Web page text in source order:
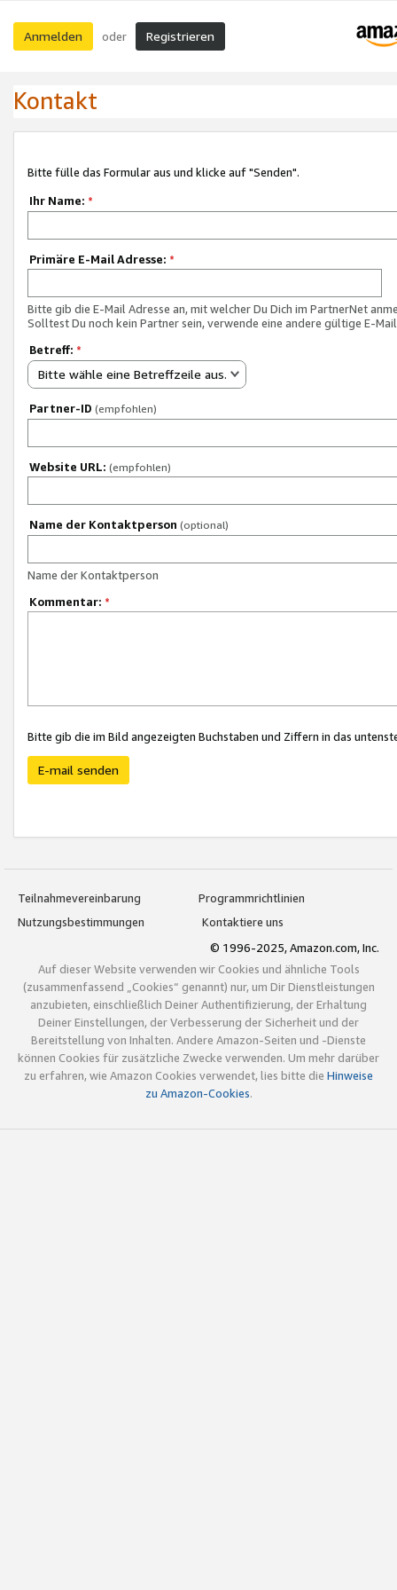
Anmelden oder Registrieren
Kontakt
Bitte fülle das Formular aus und klicke auf "Senden".
Ihr Name: *
Primäre E-Mail Adresse: *
Bitte gib die E-Mail Adresse an, mit welcher Du Dich im PartnerNet
Solltest Du noch kein Partner sein, verwende eine andere gültige E-
Betreff: *
Bitte wähle eine Betreffzeile aus.
Partner-ID (empfohlen)
Website URL: (empfohlen)
Name der Kontaktperson (optional)
Name der Kontaktperson
Kommentar: *
Bitte gib die im Bild angezeigten Buchstaben und Ziffern in das
E-mail senden
Teilnahmevereinbarung
Programmrichtlinien
Nutzungsbestimmungen
Kontaktiere uns
© 1996-2025, Amazon.com, Inc.
Auf dieser Website verwenden wir Cookies und ähnliche Tools
(zusammenfassend „Cookies“ genannt) nur, um Dir Dienstleistungen
anzubieten, einschließlich Deiner Authentifizierung, der Erhaltung
Deiner Einstellungen, der Verbesserung der Sicherheit und der
Bereitstellung von Inhalten. Andere Amazon-Seiten und -Dienste
können Cookies für zusätzliche Zwecke verwenden. Um mehr darüber
zu erfahren, wie Amazon Cookies verwendet, lies bitte die Hinweise
zu Amazon-Cookies.